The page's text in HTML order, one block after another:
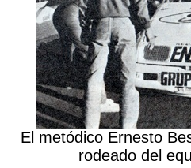
El metódico Ernesto
rodeado del